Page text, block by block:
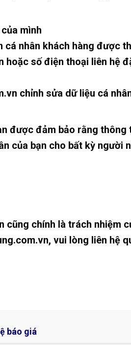
mình
nhân khách hàng được
số điện thoại liên hệ
chỉnh sửa dữ liệu cá
được đảm bảo rằng
của bạn cho bất kỳ người
chính là trách nhiệm
vui lòng liên hệ
báo giá